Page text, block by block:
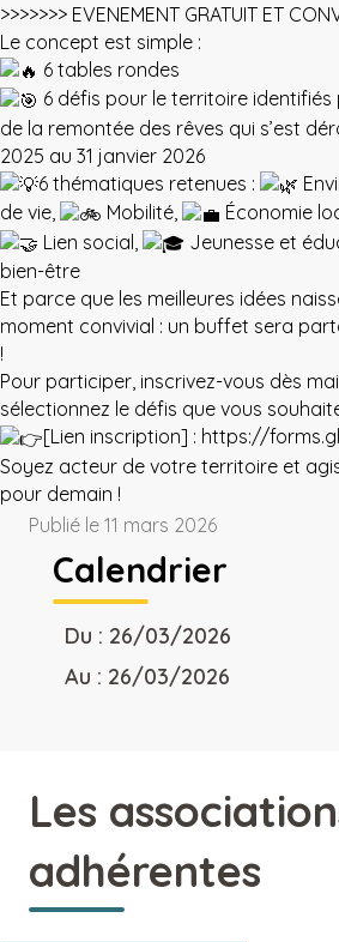
>>>>>>> EVENEMENT GRATUIT ET
Le concept est simple :
6 tables rondes
6 défis pour le territoire
de la remontée des rêves qui s’est
2025 au 31 janvier 2026
6 thématiques retenues :
de vie,
Mobilité,
Économie
Lien social,
Jeunesse et
bien-être
Et parce que les meilleures idées
moment convivial : un buffet sera
!
Pour participer, inscrivez-vous dès
sélectionnez le défis que vous
[Lien inscription] : https://
Soyez acteur de votre territoire et
pour demain !
Publié le 11 mars 2026
Calendrier
Du : 26/03/2026
Au : 26/03/2026
Les
adhérentes